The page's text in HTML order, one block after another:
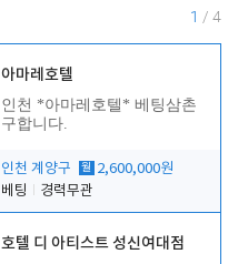
1 / 4
아마레호텔
인천 *아마레호텔* 베팅삼촌
구합니다.
인천 계양구 월 2,600,000원
베팅
경력무관
호텔 디 아티스트 성신여대점